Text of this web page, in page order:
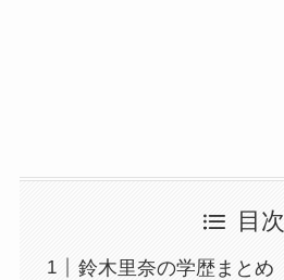
目次
鈴木里奈の学歴まとめ